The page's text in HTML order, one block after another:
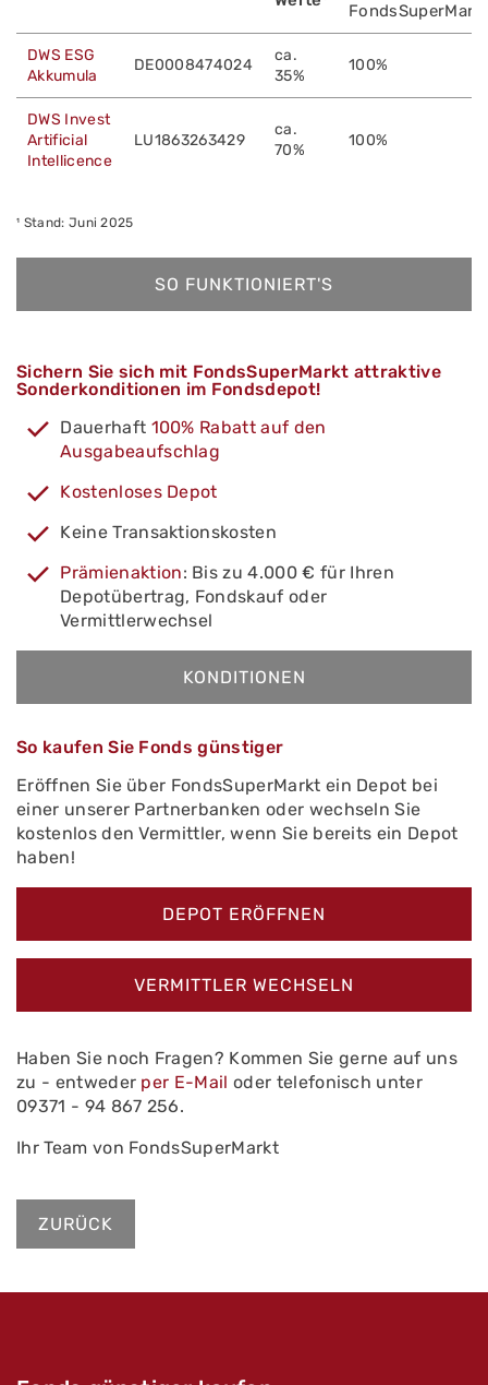
DWS ESG
Akkumula
DE0008474024
ca.
35%
100%
DWS Invest
Artificial
Intellicence
LU1863263429
ca.
70%
100%
¹ Stand: Juni 2025
SO FUNKTIONIERT'S
Sichern Sie sich mit FondsSuperMarkt attraktive
Sonderkonditionen im Fondsdepot!
Dauerhaft 100% Rabatt auf den
Ausgabeaufschlag
Kostenloses Depot
Keine Transaktionskosten
Prämienaktion: Bis zu 4.000 € für Ihren
Depotübertrag, Fondskauf oder
Vermittlerwechsel
KONDITIONEN
So kaufen Sie Fonds günstiger
Eröffnen Sie über FondsSuperMarkt ein Depot bei
einer unserer Partnerbanken oder wechseln Sie
kostenlos den Vermittler, wenn Sie bereits ein Depot
haben!
DEPOT ERÖFFNEN
VERMITTLER WECHSELN
Haben Sie noch Fragen? Kommen Sie gerne auf uns
zu - entweder per E-Mail oder telefonisch unter
09371 - 94 867 256.
Ihr Team von FondsSuperMarkt
ZURÜCK